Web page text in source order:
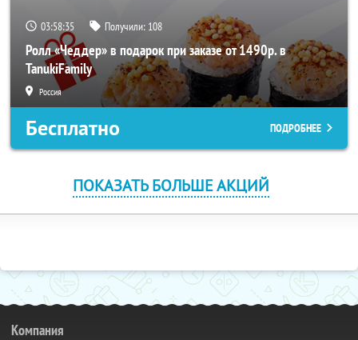
03:58:34 Получили: 108
Ролл «Чеддер» в подарок при заказе от 1490р. в
TanukiFamily
Россия
Бесплатно ПОДРОБНЕЕ
ПОКАЗАТЬ БОЛЬШЕ АКЦИЙ
Компания